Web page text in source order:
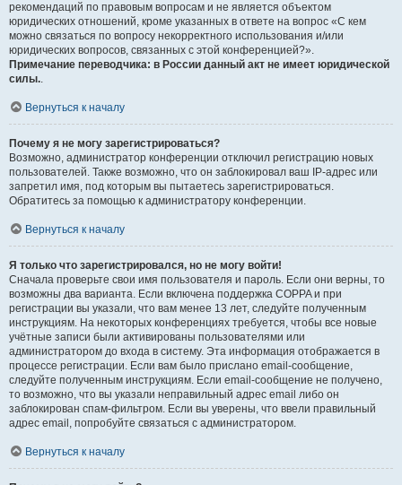
рекомендаций по правовым вопросам и не является объектом
юридических отношений, кроме указанных в ответе на вопрос «С кем
можно связаться по вопросу некорректного использования и/или
юридических вопросов, связанных с этой конференцией?».
Примечание переводчика: в России данный акт не имеет юридической
силы..
Вернуться к началу
Почему я не могу зарегистрироваться?
Возможно, администратор конференции отключил регистрацию новых
пользователей. Также возможно, что он заблокировал ваш IP-адрес или
запретил имя, под которым вы пытаетесь зарегистрироваться.
Обратитесь за помощью к администратору конференции.
Вернуться к началу
Я только что зарегистрировался, но не могу войти!
Сначала проверьте свои имя пользователя и пароль. Если они верны, то
возможны два варианта. Если включена поддержка COPPA и при
регистрации вы указали, что вам менее 13 лет, следуйте полученным
инструкциям. На некоторых конференциях требуется, чтобы все новые
учётные записи были активированы пользователями или
администратором до входа в систему. Эта информация отображается в
процессе регистрации. Если вам было прислано email-сообщение,
следуйте полученным инструкциям. Если email-сообщение не получено,
то возможно, что вы указали неправильный адрес email либо он
заблокирован спам-фильтром. Если вы уверены, что ввели правильный
адрес email, попробуйте связаться с администратором.
Вернуться к началу